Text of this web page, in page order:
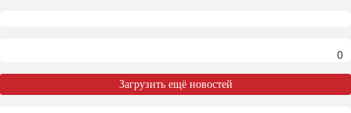
0
Загрузить ещё новостей